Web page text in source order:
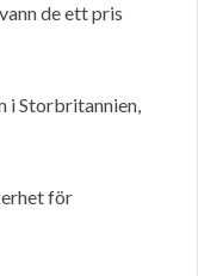
de ett pris
i Storbritannien,
för